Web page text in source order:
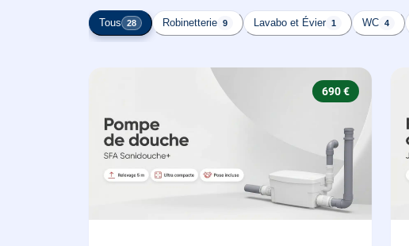
Tous 28 Robinetterie 9 Lavabo et Évier 1 WC 4
690 €